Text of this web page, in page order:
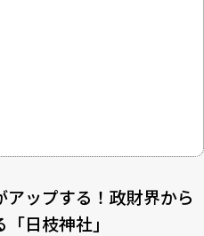
アップする！政財界から
日枝神社」